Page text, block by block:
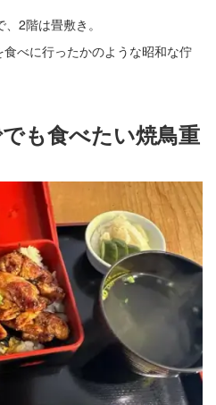
2階は畳敷き。
べに行ったかのような昭和な佇
も食べたい焼鳥重